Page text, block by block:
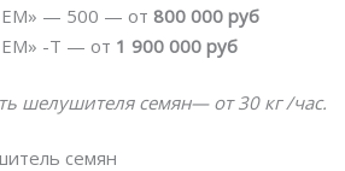
— 500 — от 800 000 руб
-Т — от 1 900 000 руб
шелушителя семян— от 30 кг /час.
семян